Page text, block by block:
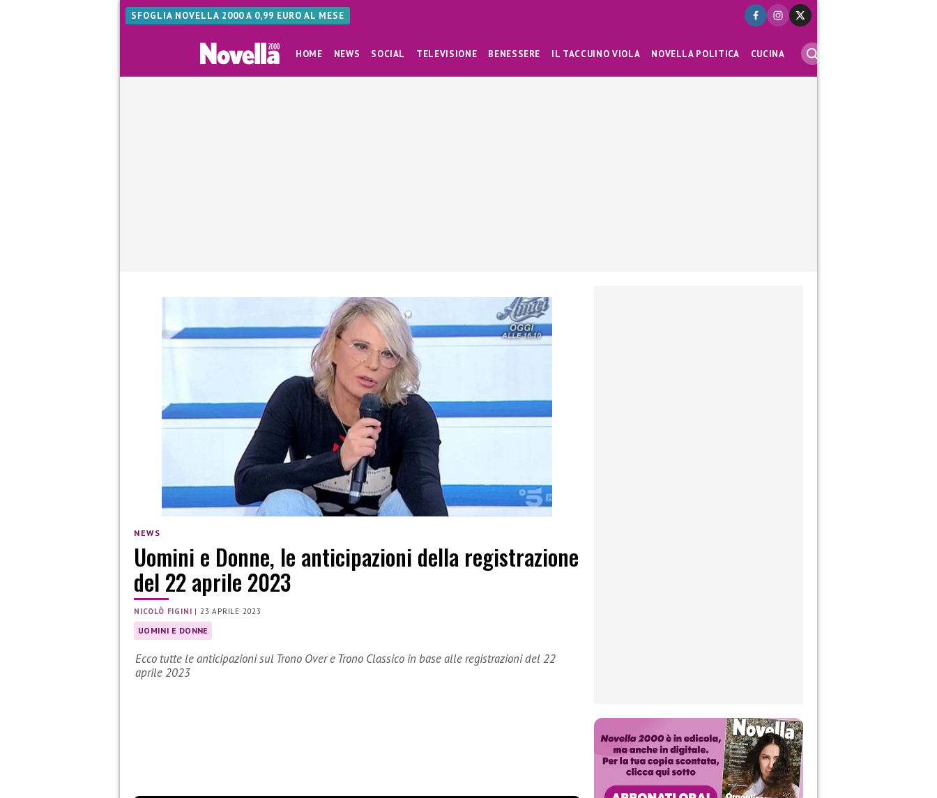
SFOGLIA NOVELLA 2000 A 0,99 EURO AL MESE
HOME NEWS SOCIAL TELEVISIONE BENESSERE IL TACCUINO VIOLA NOVELLA POLITICA CUCINA
NEWS
Uomini e Donne, le anticipazioni della registrazione
del 22 aprile 2023
NICOLÒ FIGINI | 23 APRILE 2023
UOMINI E DONNE
Ecco tutte le anticipazioni sul Trono Over e Trono Classico in base alle registrazioni del 22
aprile 2023